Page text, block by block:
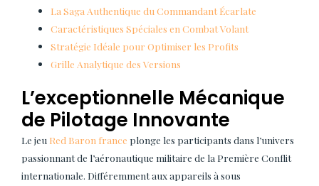
La Saga Authentique du Commandant Écarlate
Caractéristiques Spéciales en Combat Volant
Stratégie Idéale pour Optimiser les Profits
Grille Analytique des Versions
L’exceptionnelle Mécanique
de Pilotage Innovante
Le jeu Red Baron france plonge les participants dans l’univers
passionnant de l’aéronautique militaire de la Première Conflit
internationale. Différemment aux appareils à sous